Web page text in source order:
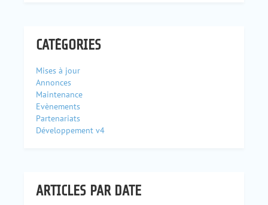
CATÉGORIES
Mises à jour
Annonces
Maintenance
Evènements
Partenariats
Développement v4
ARTICLES PAR DATE